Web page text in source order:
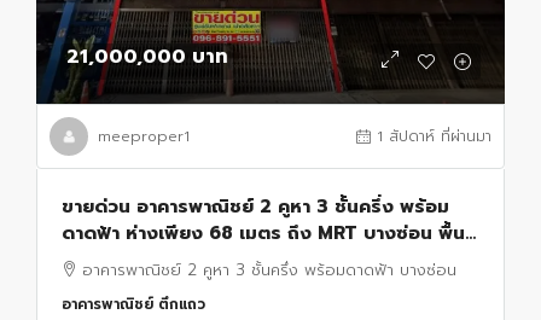
21,000,000 บาท
meeproper1 1 สัปดาห์ ที่ผ่านมา
ขายด่วน อาคารพาณิชย์ 2 คูหา 3 ชั้นครึ่ง พร้อม
ดาดฟ้า ห่างเพียง 68 เมตร ถึง MRT บางซ่อน พื้นที่
รวม 46 ตร.ว. พื้นที่ใช้สอย 800 ตร.ม.
อาคารพาณิชย์ 2 คูหา 3 ชั้นครึ่ง พร้อมดาดฟ้า บางซ่อน
อาคารพาณิชย์ ตึกแถว